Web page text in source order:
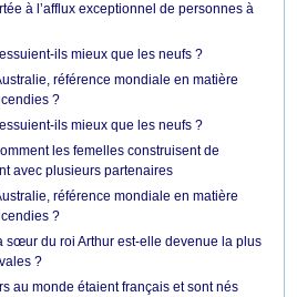
à l’afflux exceptionnel de personnes à
ils mieux que les neufs ?
référence mondiale en matière
?
ils mieux que les neufs ?
les femelles construisent de
avec plusieurs partenaires
référence mondiale en matière
?
sœur du roi Arthur est-elle devenue la plus
?
au monde étaient français et sont nés